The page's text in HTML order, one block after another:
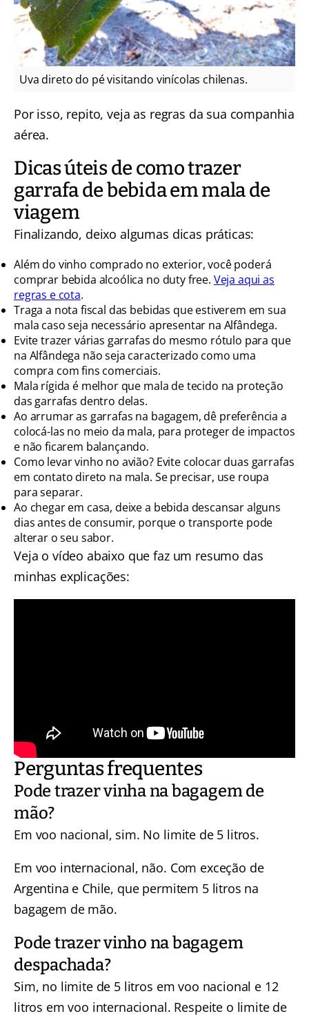
Uva direto do pé visitando vinícolas chilenas.
Por isso, repito, veja as regras da sua companhia
aérea.
Dicas úteis de como trazer
garrafa de bebida em mala de
viagem
Finalizando, deixo algumas dicas práticas:
Além do vinho comprado no exterior, você poderá
comprar bebida alcoólica no duty free. Veja aqui as
regras e cota.
Traga a nota fiscal das bebidas que estiverem em sua
mala caso seja necessário apresentar na Alfândega.
Evite trazer várias garrafas do mesmo rótulo para que
na Alfândega não seja caracterizado como uma
compra com fins comerciais.
Mala rígida é melhor que mala de tecido na proteção
das garrafas dentro delas.
Ao arrumar as garrafas na bagagem, dê preferência a
colocá-las no meio da mala, para proteger de impactos
e não ficarem balançando.
Como levar vinho no avião? Evite colocar duas garrafas
em contato direto na mala. Se precisar, use roupa
para separar.
Ao chegar em casa, deixe a bebida descansar alguns
dias antes de consumir, porque o transporte pode
alterar o seu sabor.
Veja o vídeo abaixo que faz um resumo das
minhas explicações:
Perguntas frequentes
Pode trazer vinha na bagagem de
mão?
Em voo nacional, sim. No limite de 5 litros.
Em voo internacional, não. Com exceção de
Argentina e Chile, que permitem 5 litros na
bagagem de mão.
Pode trazer vinho na bagagem
despachada?
Sim, no limite de 5 litros em voo nacional e 12
litros em voo internacional. Respeite o limite de